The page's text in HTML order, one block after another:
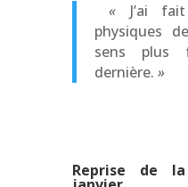
« J’ai
physiques
sens plus
dernière. »
Reprise de